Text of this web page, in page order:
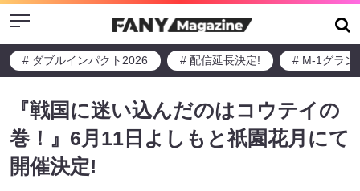
Menu
# ダブルインパクト2026 # 配信延長決定! # M-1グラン
『戦国に迷い込んだのはコウテイの
巻！』6月11日よしもと祇園花月にて
開催決定!